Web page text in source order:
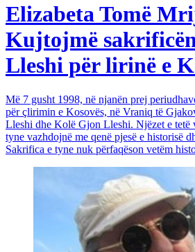
Elizabeta Tomë
Kujtojmë
Lleshi për lirinë e
Më 7 gusht 1998, në njanën prej
për çlirimin e Kosovës, në Vraniq të
Lleshi dhe Kolë Gjon Lleshi. Njëzet e tetë
tyne vazhdojnë me qenë pjesë e historisë
Sakrifica e tyne nuk përfaqëson vetëm